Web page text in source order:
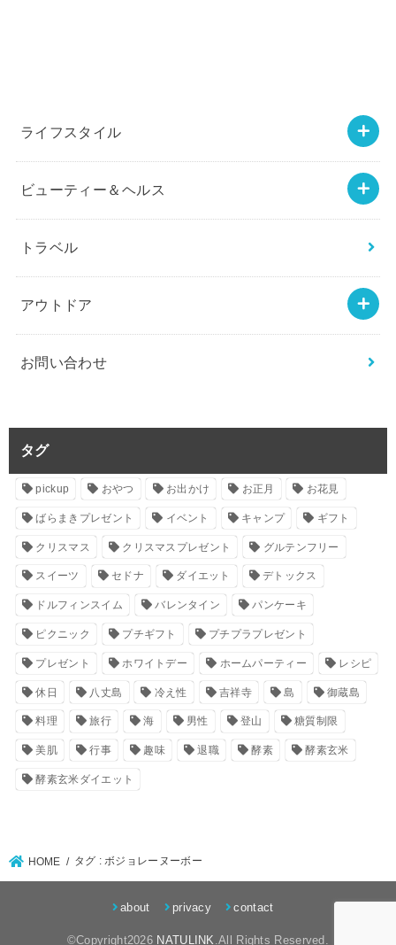
ライフスタイル
ビューティー＆ヘルス
トラベル
アウトドア
お問い合わせ
タグ
pickup おやつ お出かけ お正月 お花見
ばらまきプレゼント イベント キャンプ ギフト
クリスマス クリスマスプレゼント グルテンフリー
スイーツ セドナ ダイエット デトックス
ドルフィンスイム バレンタイン パンケーキ
ピクニック プチギフト プチプラプレゼント
プレゼント ホワイトデー ホームパーティー レシピ
休日 八丈島 冷え性 吉祥寺 島 御蔵島
料理 旅行 海 男性 登山 糖質制限
美肌 行事 趣味 退職 酵素 酵素玄米
酵素玄米ダイエット
HOME タグ : ボジョレーヌーボー
about privacy contact
©Copyright2026 NATULINK.All Rights Reserved.